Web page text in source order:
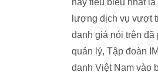
hay tiêu biểu nhất là
lượng dịch vụ vượt
danh giá nói trên
quản lý, Tập đoàn
danh Việt Nam vào